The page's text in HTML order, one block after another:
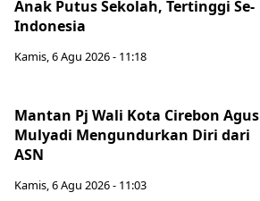
Anak Putus Sekolah, Tertinggi Se-
Indonesia
Kamis, 6 Agu 2026 - 11:18
Mantan Pj Wali Kota Cirebon Agus
Mulyadi Mengundurkan Diri dari
ASN
Kamis, 6 Agu 2026 - 11:03